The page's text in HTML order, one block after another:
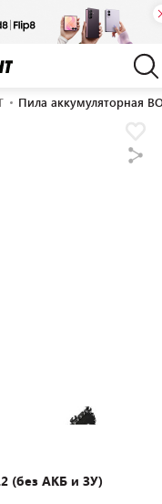
Пила аккумуляторная
(без АКБ и ЗУ)